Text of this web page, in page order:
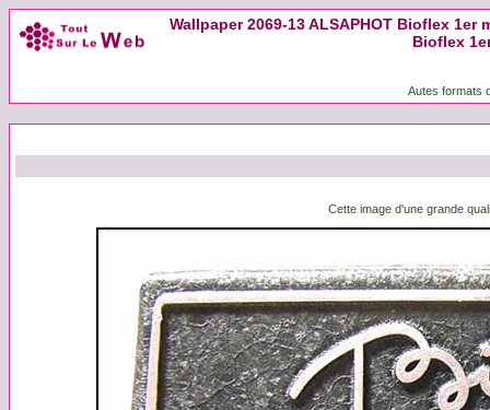
Wallpaper 2069-13 ALSAPHOT Bioflex
Bioflex
Autes formats
Cette image d'une grande